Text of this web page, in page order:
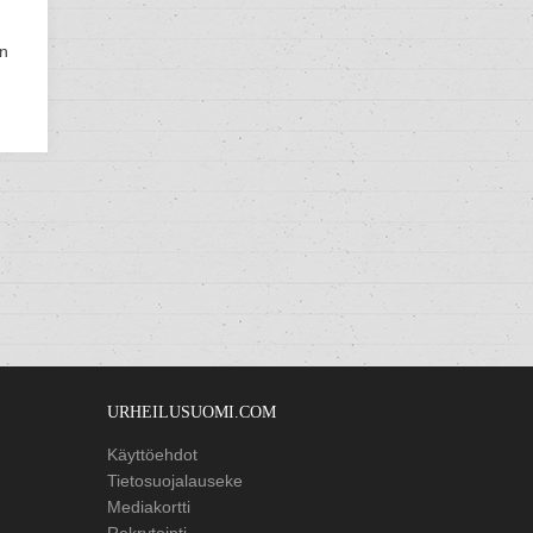
URHEILUSUOMI.COM
Käyttöehdot
Tietosuojalauseke
Mediakortti